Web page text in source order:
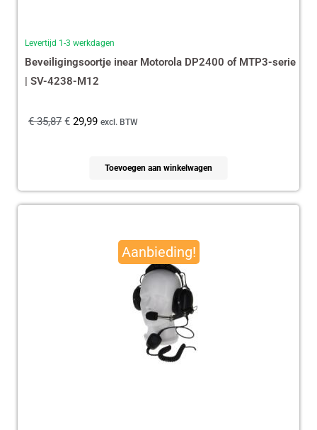
Levertijd 1-3 werkdagen
Beveiligingsoortje inear Motorola DP2400 of MTP3-serie
| SV-4238-M12
€35,87 € 29,99 excl. BTW
Toevoegen aan winkelwagen
Aanbieding!
€ 165,00.